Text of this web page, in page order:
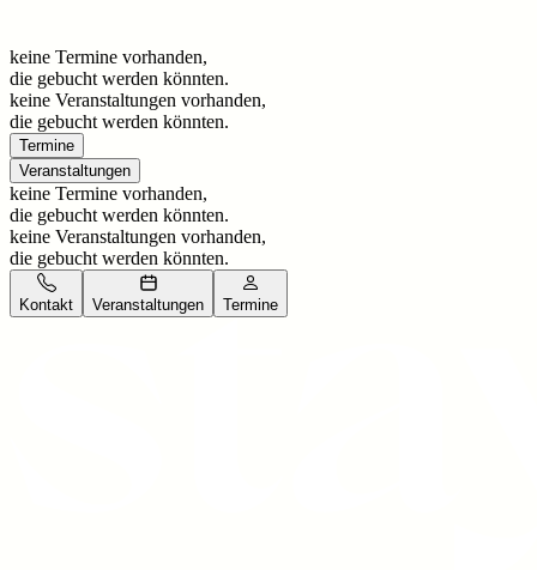
keine Termine vorhanden,
die gebucht werden könnten.
keine Veranstaltungen vorhanden,
die gebucht werden könnten.
Termine
Veranstaltungen
keine Termine vorhanden,
die gebucht werden könnten.
keine Veranstaltungen vorhanden,
die gebucht werden könnten.
Kontakt Veranstaltungen Termine